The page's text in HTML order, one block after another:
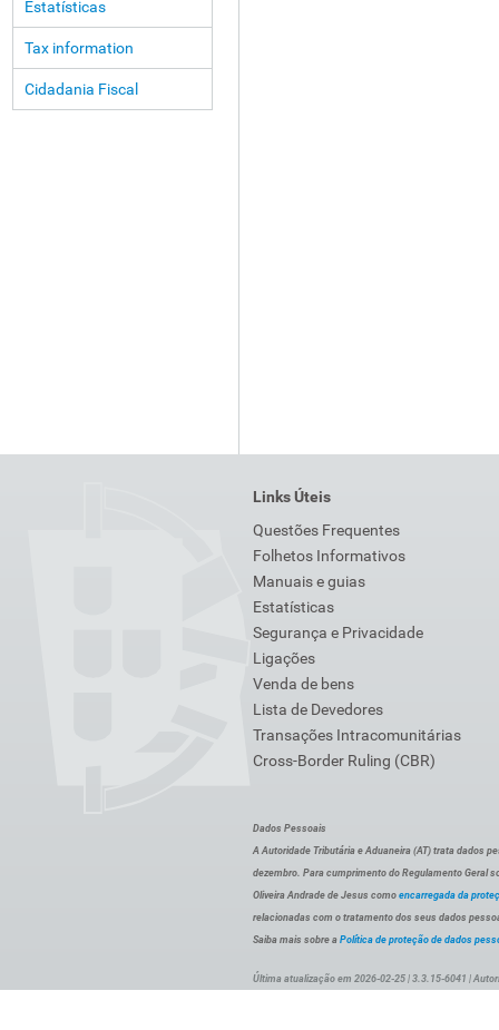
Estatísticas
Tax information
Cidadania Fiscal
Links Úteis
Questões Frequentes
Folhetos Informativos
Manuais e guias
Estatísticas
Segurança e Privacidade
Ligações
Venda de bens
Lista de Devedores
Transações Intracomunitárias
Cross-Border Ruling (CBR)
Dados Pessoais
A Autoridade Tributária e Aduaneira (AT) trata dados
dezembro. Para cumprimento do Regulamento Geral
Oliveira Andrade de Jesus como encarregada da
relacionadas com o tratamento dos seus dados
Saiba mais sobre a Política de proteção de dados
Última atualização em 2026-02-25 | 3.3.15-6041 |